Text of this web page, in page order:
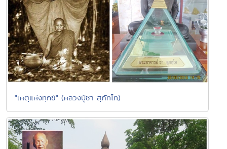
"เหตุแห่งทุกข์" (หลวงปู่ชา สุภัทโท)